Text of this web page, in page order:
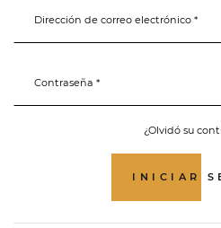
¿Olvidó su
INICIAR